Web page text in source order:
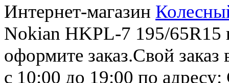
Интернет-магазин
Nokian HKPL-7 195/65R15
оформите заказ.Свой заказ
с 10:00 до 19:00 по